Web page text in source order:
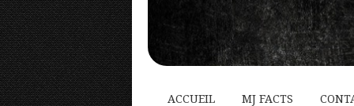
ACCUEIL MJ FACTS